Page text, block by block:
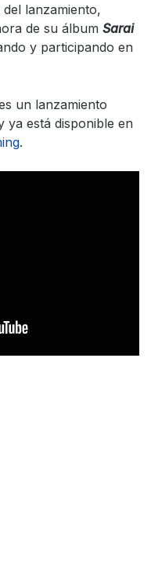
lanzamiento,
de su álbum Sarai
y participando en
un lanzamiento
ya está disponible en
.